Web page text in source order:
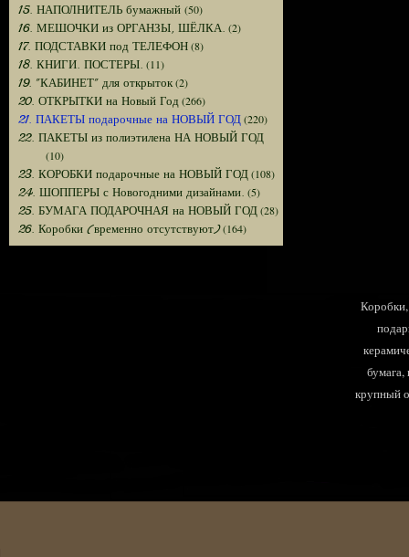
15. НАПОЛНИТЕЛЬ бумажный (50)
16. МЕШОЧКИ из ОРГАНЗЫ, ШЁЛКА. (2)
17. ПОДСТАВКИ под ТЕЛЕФОН(8)
18. КНИГИ. ПОСТЕРЫ. (11)
19. "КАБИНЕТ" для открыток(2)
20. ОТКРЫТКИ на Новый Год (266)
21. ПАКЕТЫ подарочные на НОВЫЙ ГОД(220)
22. ПАКЕТЫ из полиэтилена НА НОВЫЙ ГОД
(10)
23. КОРОБКИ подарочные на НОВЫЙ ГОД(108)
24. ШОППЕРЫ с Новогодними дизайнами. (5)
25. БУМАГА ПОДАРОЧНАЯ на НОВЫЙ ГОД(28)
26. Коробки (временно отсутствуют)(164)
крупный